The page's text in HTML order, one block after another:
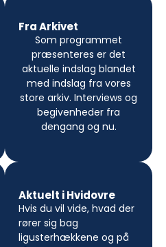
Fra Arkivet
Som programmet
præsenteres er det
aktuelle indslag blandet
med indslag fra vores
store arkiv. Interviews og
begivenheder fra
dengang og nu.
Aktuelt i Hvidovre
Hvis du vil vide, hvad der
rører sig bag
ligusterhækkene og på